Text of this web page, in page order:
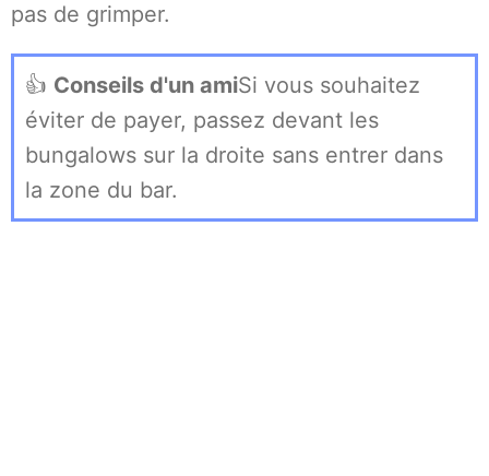
pas de grimper.
👍 Conseils d'un amiSi vous souhaitez
éviter de payer, passez devant les
bungalows sur la droite sans entrer dans
la zone du bar.